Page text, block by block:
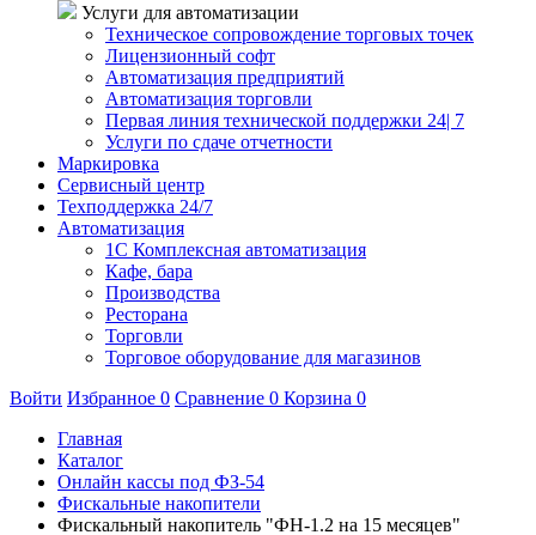
Услуги для автоматизации
Техническое сопровождение торговых точек
Лицензионный софт
Автоматизация предприятий
Автоматизация торговли
Первая линия технической поддержки 24| 7
Услуги по сдаче отчетности
Маркировка
Сервисный центр
Техподдержка 24/7
Автоматизация
1C Комплексная автоматизация
Кафе, бара
Производства
Ресторана
Торговли
Торговое оборудование для магазинов
Войти Избранное 0 Сравнение 0 Корзина 0
Главная
Каталог
Онлайн кассы под ФЗ-54
Фискальные накопители
Фискальный накопитель "ФН-1.2 на 15 месяцев"